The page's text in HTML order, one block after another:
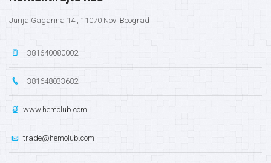
Jurija Gagarina 14i, 11070 Novi Beograd
+381640080002
+381648033682
www.hemolub.com
trade@hemolub.com